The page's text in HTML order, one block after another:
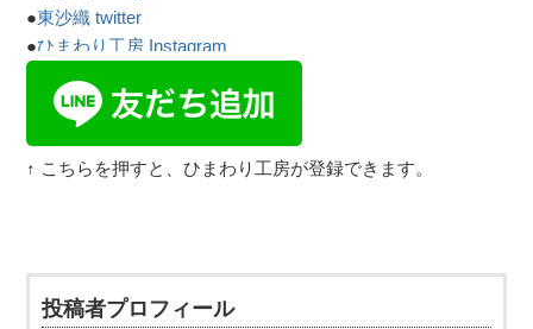
●東沙織 twitter
●ひまわり工房 Instagram
↑ こちらを押すと、ひまわり工房が登録できます。
投稿者プロフィール